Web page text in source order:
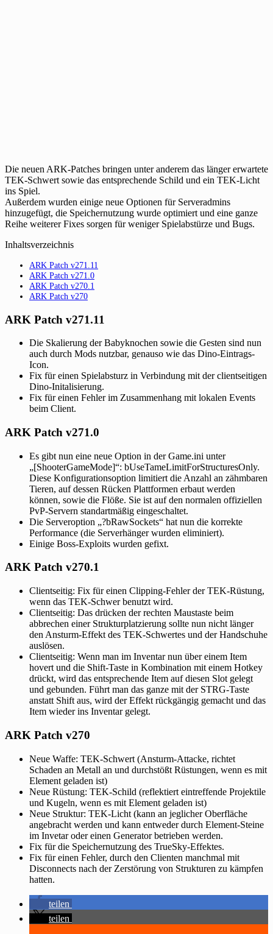
Die neuen ARK-Patches bringen unter anderem das länger erwartete
TEK-Schwert sowie das entsprechende Schild und ein TEK-Licht
ins Spiel.
Außerdem wurden einige neue Optionen für Serveradmins
hinzugefügt, die Speichernutzung wurde optimiert und eine ganze
Reihe weiterer Fixes sorgen für weniger Spielabstürze und Bugs.
Inhaltsverzeichnis
ARK Patch v271.11
ARK Patch v271.0
ARK Patch v270.1
ARK Patch v270
ARK Patch v271.11
Die Skalierung der Babyknochen sowie die Gesten sind nun
auch durch Mods nutzbar, genauso wie das Dino-Eintrags-
Icon.
Fix für einen Spielabsturz in Verbindung mit der clientseitigen
Dino-Initalisierung.
Fix für einen Fehler im Zusammenhang mit lokalen Events
beim Client.
ARK Patch v271.0
Es gibt nun eine neue Option in der Game.ini unter
„[ShooterGameMode]“: bUseTameLimitForStructuresOnly.
Diese Konfigurationsoption limitiert die Anzahl an zähmbaren
Tieren, auf dessen Rücken Plattformen erbaut werden
können, sowie die Flöße. Sie ist auf den normalen offiziellen
PvP-Servern standartmäßig eingeschaltet.
Die Serveroption „?bRawSockets“ hat nun die korrekte
Performance (die Serverhänger wurden eliminiert).
Einige Boss-Exploits wurden gefixt.
ARK Patch v270.1
Clientseitig: Fix für einen Clipping-Fehler der TEK-Rüstung,
wenn das TEK-Schwer benutzt wird.
Clientseitig: Das drücken der rechten Maustaste beim
abbrechen einer Strukturplatzierung sollte nun nicht länger
den Ansturm-Effekt des TEK-Schwertes und der Handschuhe
auslösen.
Clientseitig: Wenn man im Inventar nun über einem Item
hovert und die Shift-Taste in Kombination mit einem Hotkey
drückt, wird das entsprechende Item auf diesen Slot gelegt
und gebunden. Führt man das ganze mit der STRG-Taste
anstatt Shift aus, wird der Effekt rückgängig gemacht und das
Item wieder ins Inventar gelegt.
ARK Patch v270
Neue Waffe: TEK-Schwert (Ansturm-Attacke, richtet
Schaden an Metall an und durchstößt Rüstungen, wenn es mit
Element geladen ist)
Neue Rüstung: TEK-Schild (reflektiert eintreffende Projektile
und Kugeln, wenn es mit Element geladen ist)
Neue Struktur: TEK-Licht (kann an jeglicher Oberfläche
angebracht werden und kann entweder durch Element-Steine
im Invetar oder einen Generator betrieben werden.
Fix für die Speichernutzung des TrueSky-Effektes.
Fix für einen Fehler, durch den Clienten manchmal mit
Disconnects nach der Zerstörung von Strukturen zu kämpfen
hatten.
teilen
teilen